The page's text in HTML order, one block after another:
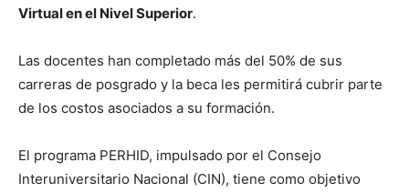
Virtual en el Nivel Superior.
Las docentes han completado más del 50% de sus
carreras de posgrado y la beca les permitirá cubrir parte
de los costos asociados a su formación.
El programa PERHID, impulsado por el Consejo
Interuniversitario Nacional (CIN), tiene como objetivo